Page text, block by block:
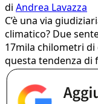
di Andrea Lavazza
C’è una via
climatico? Due
17mila chilometri
questa tendenza di